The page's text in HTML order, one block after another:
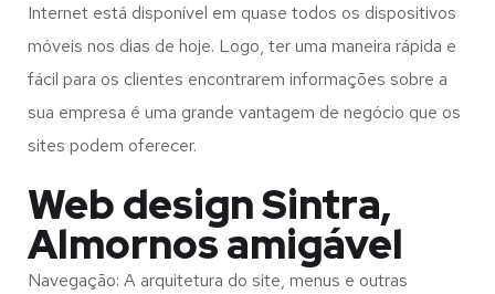
Internet está disponível em quase todos os dispositivos
móveis nos dias de hoje. Logo, ter uma maneira rápida e
fácil para os clientes encontrarem informações sobre a
sua empresa é uma grande vantagem de negócio que os
sites podem oferecer.
Web design Sintra,
Almornos amigável
Navegação: A arquitetura do site, menus e outras